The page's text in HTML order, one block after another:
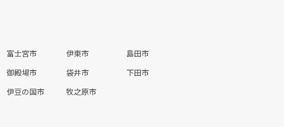
富士宮市 伊東市 島田市
御殿場市 袋井市 下田市
伊豆の国市 牧之原市